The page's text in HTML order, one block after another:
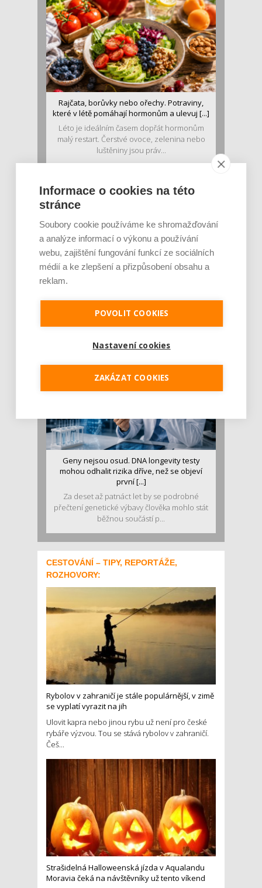
Rajčata, borůvky nebo ořechy. Potraviny,
které v létě pomáhají hormonům a ulevuj [...]
Léto je ideálním časem dopřát hormonům
malý restart. Čerstvé ovoce, zelenina nebo
luštěniny jsou práv...
Je jen pro sportovce, přiberu po něm a ve
v oblasti zdraví, výživy i dlouhověkosti. Přesto
se o ně...
Geny nejsou osud. DNA longevity testy
mohou odhalit rizika dříve, než se objeví
první [...]
Za deset až patnáct let by se podrobné
přečtení genetické výbavy člověka mohlo stát
běžnou součástí p...
CESTOVÁNÍ – TIPY, REPORTÁŽE,
ROZHOVORY:
Rybolov v zahraničí je stále populárnější, v zimě
se vyplatí vyrazit na jih
Ulovit kapra nebo jinou rybu už není pro české
rybáře výzvou. Tou se stává rybolov v zahraničí.
Češ...
Strašidelná Halloweenská jízda v Aqualandu
Moravia čeká na návštěvníky už tento víkend
Informace o cookies na této
stránce
Soubory cookie používáme ke shromažďování
a analýze informací o výkonu a používání
webu, zajištění fungování funkcí ze sociálních
médií a ke zlepšení a přizpůsobení obsahu a
reklam.
POVOLIT COOKIES
Nastavení cookies
ZAKÁZAT COOKIES